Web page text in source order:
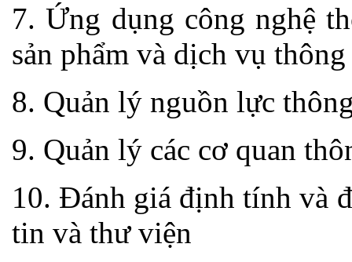
7. Ứng dụng công nghệ
sản phẩm và dịch vụ
8. Quản lý nguồn lực
9. Quản lý các cơ quan
10. Đánh giá định tính và
tin và thư viện